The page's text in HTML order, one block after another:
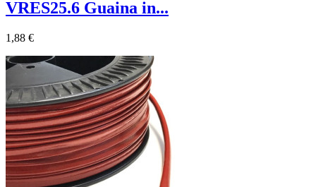
VRES25.6 Guaina in...
1,88 €